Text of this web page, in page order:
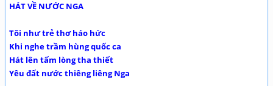
HÁT VỀ NƯỚC NGA
Tôi như trẻ thơ háo hức
Khi nghe trầm hùng quốc ca
Hát lên tấm lòng tha thiết
Yêu đất nước thiêng liêng Nga